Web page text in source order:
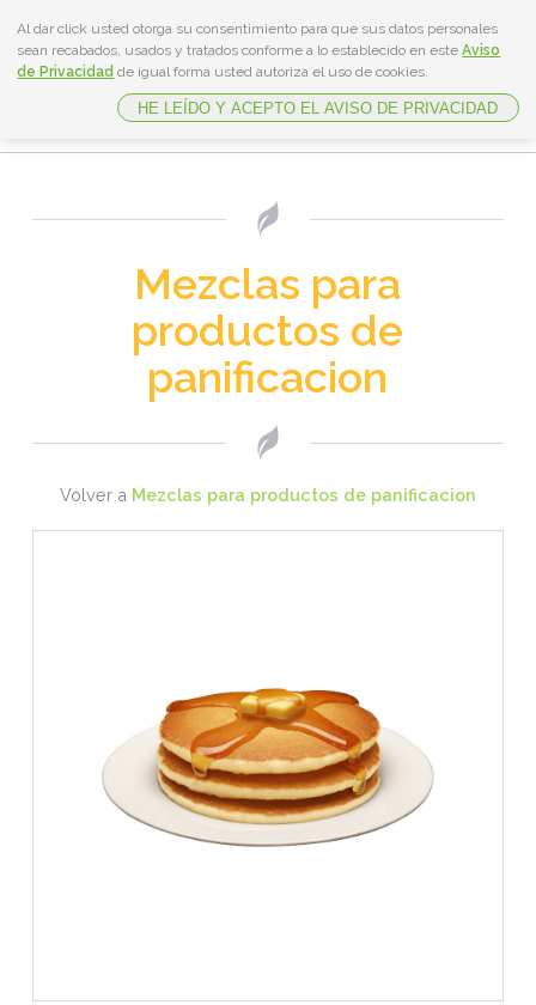
Productos
Mezclas para
productos de
panificacion
Volver a Mezclas para productos de panificacion
Al dar click usted otorga su consentimiento para que sus datos personales
sean recabados, usados y tratados conforme a lo establecido en esteAviso
de Privacidad de igual forma usted autoriza el uso de cookies.
HE LEÍDO Y ACEPTO EL AVISO DE PRIVACIDAD